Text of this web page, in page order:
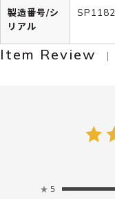
製造番号/シ
リアル
SP1182
Item Review
★ 5